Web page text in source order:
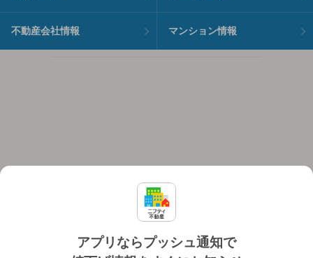
アプリならプッシュ通知で
不動産会社情報 マンション情報